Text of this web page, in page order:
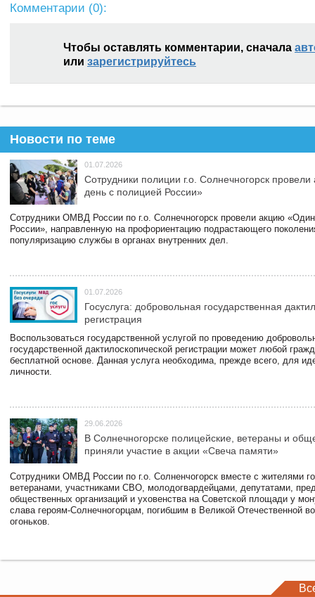
Комментарии (0):
Чтобы оставлять комментарии, сначала
или зарегистрируйтесь
Новости по теме
01.07.2026
Сотрудники полиции г.о. Солнечногорск
день с полицией России»
Сотрудники ОМВД России по г.о. Солнечногорск провели акцию
России», направленную на профориентацию подрастающего
популяризацию службы в органах внутренних дел.
01.07.2026
Госуслуга: добровольная государственная
регистрация
Воспользоваться государственной услугой по проведению
государственной дактилоскопической регистрации может любой
бесплатной основе. Данная услуга необходима, прежде всего, для
личности.
29.06.2026
В Солнечногорске полицейские, ветераны и
приняли участие в акции «Свеча памяти»
Сотрудники ОМВД России по г.о. Солненчогорск вместе с жителями
ветеранами, участниками СВО, молодогвардейцами, депутатами,
общественных организаций и уховенства на Советской площади у
слава героям-Солнечногорцам, погибшим в Великой Отечественной
огоньков.